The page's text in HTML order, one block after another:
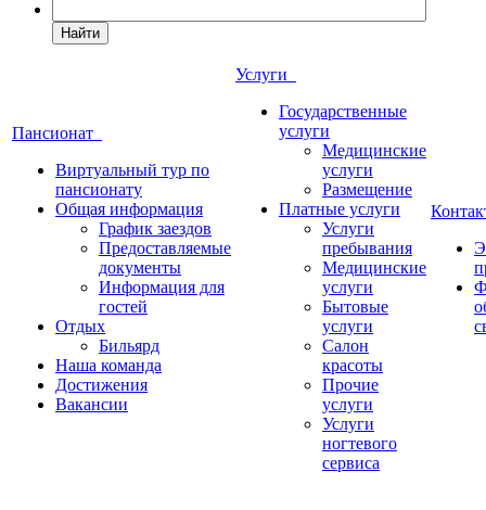
Найти
Пансионат
Виртуальный тур по
пансионату
Общая информация
График заездов
Предоставляемые
документы
Информация для
гостей
Отдых
Бильярд
Наша команда
Достижения
Вакансии
Услуги
Государственные
услуги
Медицинские
услуги
Размещение
Платные услуги
Услуги
пребывания
Медицинские
услуги
Бытовые
услуги
Салон
красоты
Прочие
услуги
Услуги
ногтевого
сервиса